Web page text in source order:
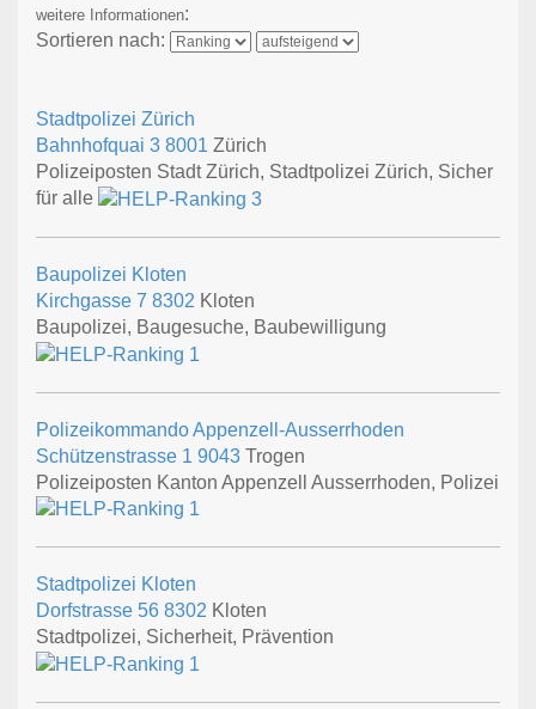
weitere Informationen:
Sortieren nach:
Stadtpolizei Zürich
Bahnhofquai 3 8001 Zürich
Polizeiposten Stadt Zürich, Stadtpolizei Zürich, Sicher
für alle
Baupolizei Kloten
Kirchgasse 7 8302 Kloten
Baupolizei, Baugesuche, Baubewilligung
Polizeikommando Appenzell-Ausserrhoden
Schützenstrasse 1 9043 Trogen
Polizeiposten Kanton Appenzell Ausserrhoden, Polizei
Stadtpolizei Kloten
Dorfstrasse 56 8302 Kloten
Stadtpolizei, Sicherheit, Prävention